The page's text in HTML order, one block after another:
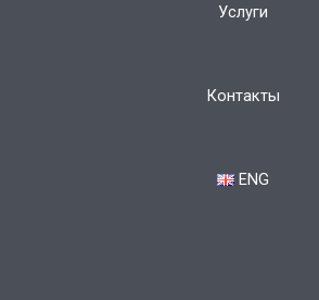
Услуги
Контакты
ENG